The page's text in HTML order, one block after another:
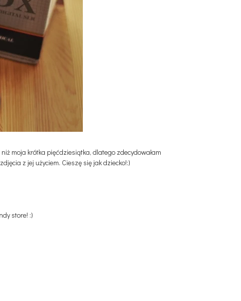
moja krótka pięćdziesiątka, dlatego zdecydowałam
z jej użyciem. Cieszę się jak dziecko!:)
store! :)